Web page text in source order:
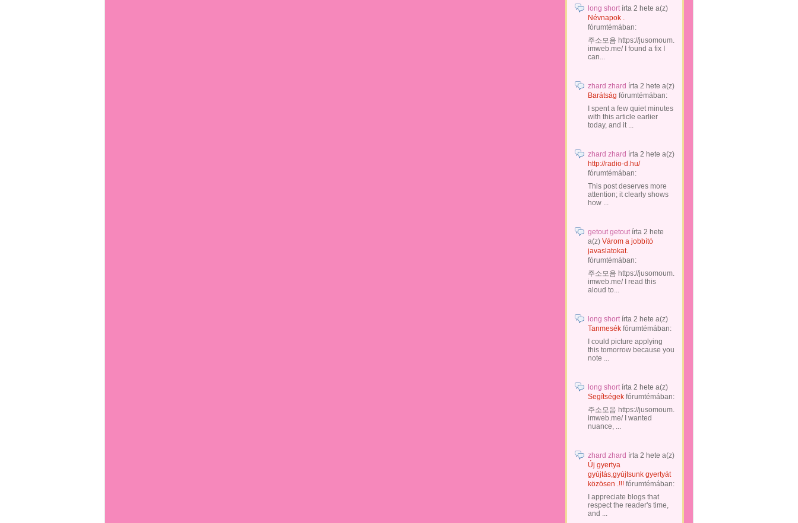
long shortírta 2 hete a(z)
Névnapok .
fórumtémában:
주소모음 https://jusomoum.
imweb.me/ I found a fix I
can...
zhard zhard írta 2 hete a(z)
Barátság fórumtémában:
I spent a few quiet minutes
with this article earlier
today, and it ...
zhard zhard írta 2 hete a(z)
http://radio-d.hu/
fórumtémában:
This post deserves more
attention; it clearly shows
how ...
getout getoutírta 2 hete
a(z) Várom a jobbító
javaslatokat.
fórumtémában:
주소모음 https://jusomoum.
imweb.me/ I read this
aloud to...
long shortírta 2 hete a(z)
Tanmesék fórumtémában:
I could picture applying
this tomorrow because you
note ...
long shortírta 2 hete a(z)
Segítségek fórumtémában:
주소모음 https://jusomoum.
imweb.me/ I wanted
nuance, ...
zhard zhard írta 2 hete a(z)
Új gyertya
gyújtás,gyújtsunk gyertyát
közösen .!!! fórumtémában:
I appreciate blogs that
respect the reader's time,
and ...